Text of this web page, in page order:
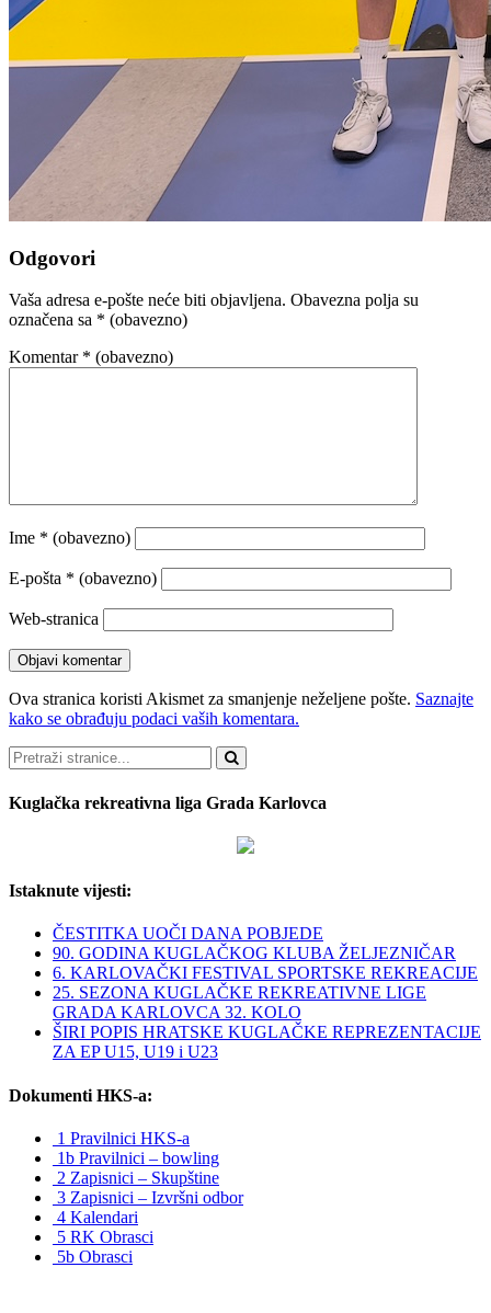
Odgovori
Vaša adresa e-pošte neće biti objavljena. Obavezna polja su
označena sa * (obavezno)
Komentar * (obavezno)
Ime * (obavezno)
E-pošta * (obavezno)
Web-stranica
Ova stranica koristi Akismet za smanjenje neželjene pošte. Saznajte
kako se obrađuju podaci vaših komentara.
Pretraži
Kuglačka rekreativna liga Grada Karlovca
Istaknute vijesti:
ČESTITKA UOČI DANA POBJEDE
90. GODINA KUGLAČKOG KLUBA ŽELJEZNIČAR
6. KARLOVAČKI FESTIVAL SPORTSKE REKREACIJE
25. SEZONA KUGLAČKE REKREATIVNE LIGE
GRADA KARLOVCA 32. KOLO
ŠIRI POPIS HRATSKE KUGLAČKE REPREZENTACIJE
ZA EP U15, U19 i U23
Dokumenti HKS-a:
1 Pravilnici HKS-a
1b Pravilnici – bowling
2 Zapisnici – Skupštine
3 Zapisnici – Izvršni odbor
4 Kalendari
5 RK Obrasci
5b Obrasci